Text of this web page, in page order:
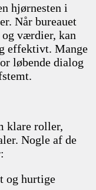
hjørnesten i
Når bureauet
værdier, kan
effektivt. Mange
løbende dialog
klare roller,
Nogle af de
og hurtige